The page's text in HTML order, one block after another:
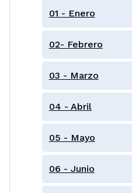
01 - Enero
02- Febrero
03 - Marzo
04 - Abril
05 - Mayo
06 - Junio